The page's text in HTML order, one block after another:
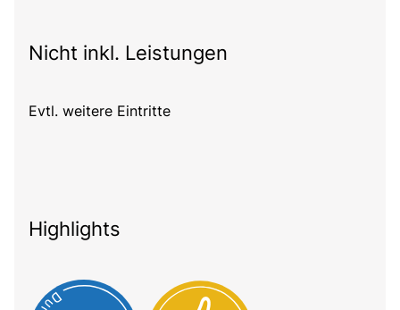
Nicht inkl. Leistungen
Evtl. weitere Eintritte
Highlights